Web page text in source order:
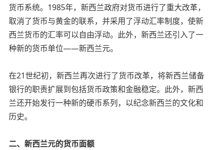
货币系统。1985年，新西兰政府对货币进行了重大改革，
取消了货币与黄金的联系，并采用了浮动汇率制度，使新
西兰货币的汇率可以自由浮动。此外，新西兰还引入了一
种新的货币单位——新西兰元。
在21世纪初，新西兰再次进行了货币改革，将新西兰储备
银行的职责扩展到包括货币政策和金融稳定。此外，新西
兰还开始发行一种新的硬币系列，以纪念新西兰的文化和
历史。
二、新西兰元的货币面额